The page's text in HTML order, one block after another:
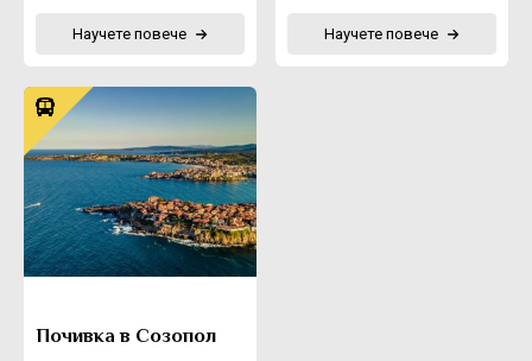
Научете повече Научете повече
Почивка в Созопол